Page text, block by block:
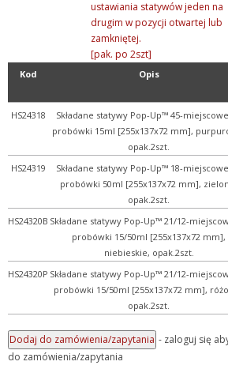
+ Z przymrużeniem oka
ustawiania statywów jeden na
drugim w pozycji otwartej lub
zamkniętej.
[pak. po 2szt]
Kod Opis
HS24318
Składane statywy Pop-Up™ 45-
probówki 15ml [255x137x72 mm],
opak.2szt.
HS24319
Składane statywy Pop-Up™ 18-
probówki 50ml [255x137x72 mm],
opak.2szt.
HS24320B Składane statywy Pop-Up™ 21/12-
probówki 15/50ml [255x137x72 mm],
niebieskie, opak.2szt.
HS24320P Składane statywy Pop-Up™ 21/12-
probówki 15/50ml [255x137x72 mm],
opak.2szt.
- zaloguj się
do zamówienia/zapytania